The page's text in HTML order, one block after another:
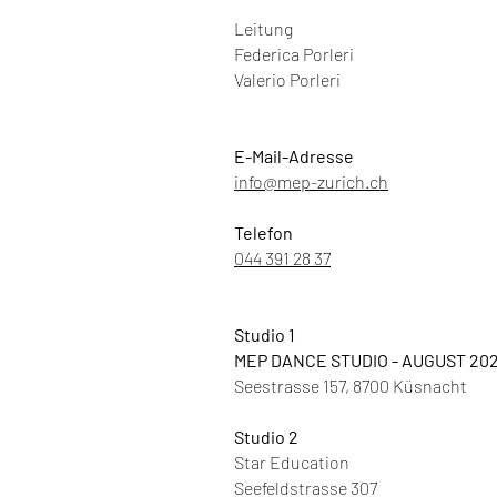
Leitung​
Federica Porleri
Valerio Porleri
E-Mail-Adresse
info@mep-zurich.ch
Telefon
044 391 28 37
Studio 1
​MEP DANCE STUDIO - AUGUST
Seestrasse 157, 8700 Küsnacht
Studio 2
Star Education
Seefeldstrasse 307